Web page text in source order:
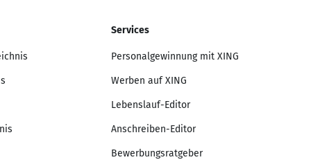
Services
Personalgewinnung mit XING
Werben auf XING
Lebenslauf-Editor
Anschreiben-Editor
Bewerbungsratgeber